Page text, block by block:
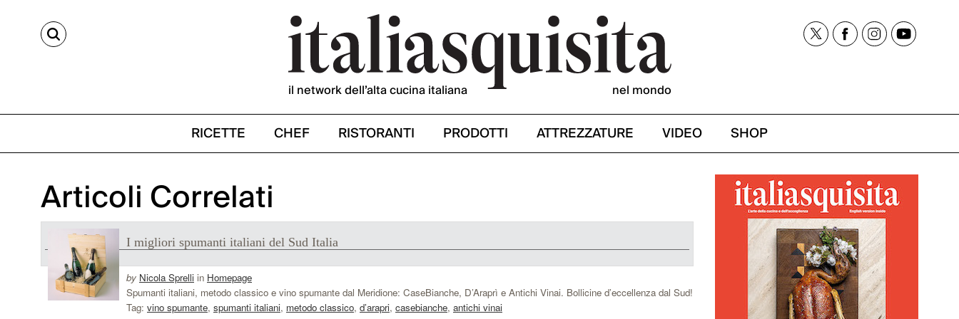
CERCA
il network dell’alta cucina italiana nel mondo
RICETTE CHEF RISTORANTI PRODOTTI ATTREZZATURE VIDEO SHOP
Articoli Correlati
I migliori spumanti italiani del Sud Italia
by Nicola Sprelli in Homepage
Spumanti italiani, metodo classico e vino spumante dal Meridione: CaseBianche, D’Araprì e Antichi Vinai. Bollicine d’eccellenza dal Sud!
Tag: vino spumante, spumanti italiani, metodo classico, d’arapri, casebianche, antichi vinai